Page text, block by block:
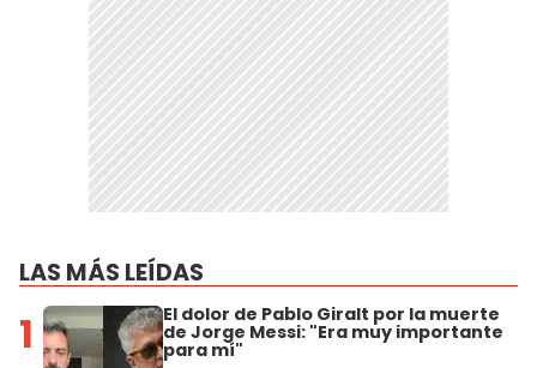
LAS MÁS LEÍDAS
1 El dolor de Pablo Giralt por la muerte
de Jorge Messi: "Era muy importante
para mí"